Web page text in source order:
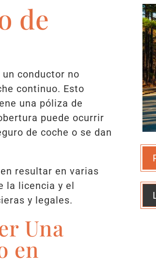
de
conductor no
continuo. Esto
una póliza de
puede ocurrir
de coche o se dan
resultar en varias
la licencia y el
y legales.
Una
en